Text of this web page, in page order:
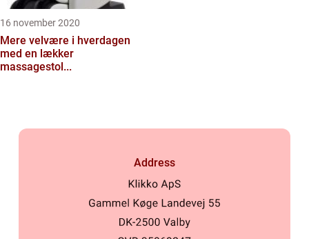
16 november 2020
Mere velvære i hverdagen
med en lækker
massagestol...
Address